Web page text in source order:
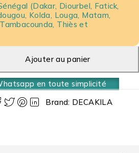
(Dakar, Diourbel, Fatick,
Kolda, Louga, Matam,
Thiès et
Ajouter au panier
en toute simplicité
Brand: DECAKILA